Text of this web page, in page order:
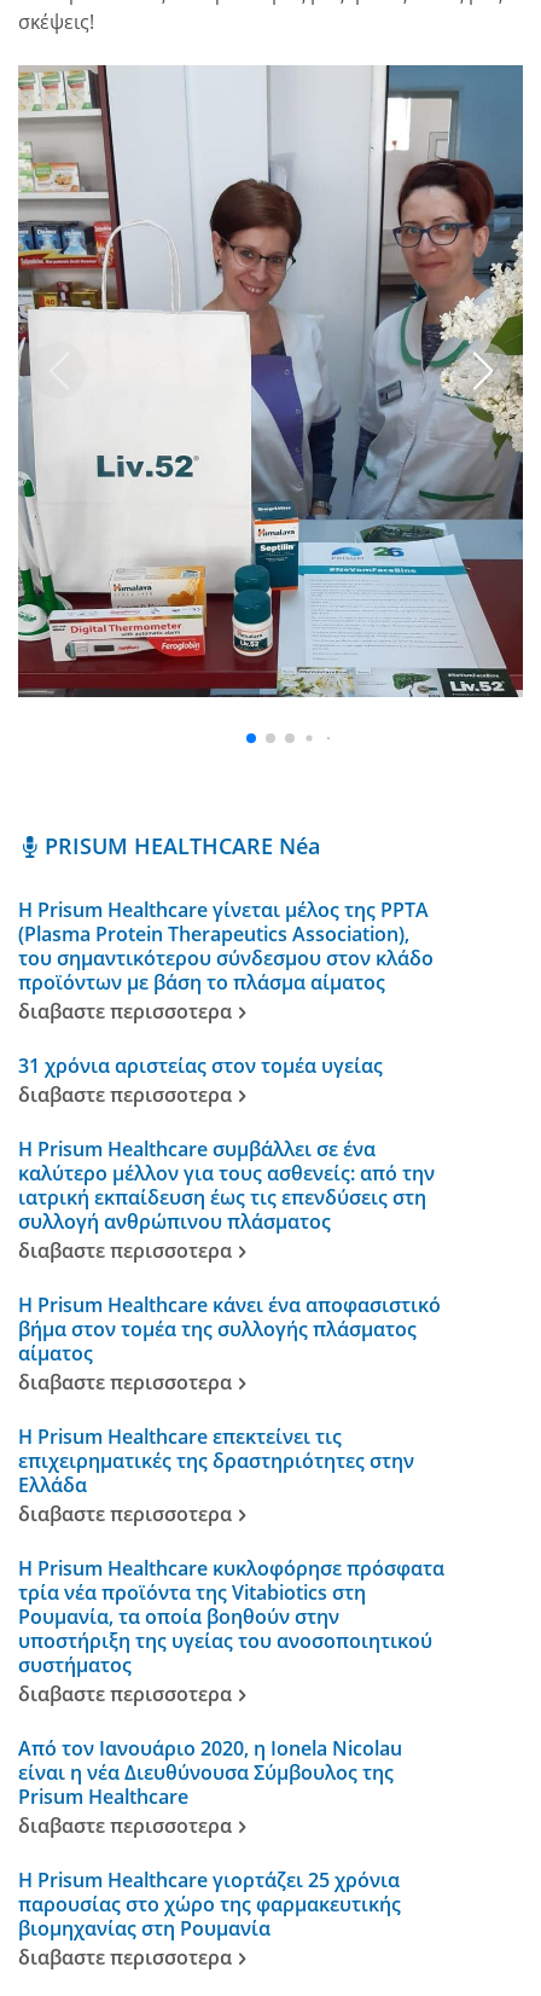
σκέψεις!
PRISUM HEALTHCARE Néa
Η Prisum Healthcare γίνεται μέλος της PPTA
(Plasma Protein Therapeutics Association),
του σημαντικότερου σύνδεσμου στον κλάδο
προϊόντων με βάση το πλάσμα αίματος
διαβαστε περισσοτερα
31 χρόνια αριστείας στον τομέα υγείας
διαβαστε περισσοτερα
Η Prisum Healthcare συμβάλλει σε ένα
καλύτερο μέλλον για τους ασθενείς: από την
ιατρική εκπαίδευση έως τις επενδύσεις στη
συλλογή ανθρώπινου πλάσματος
διαβαστε περισσοτερα
Η Prisum Healthcare κάνει ένα αποφασιστικό
βήμα στον τομέα της συλλογής πλάσματος
αίματος
διαβαστε περισσοτερα
Η Prisum Healthcare επεκτείνει τις
επιχειρηματικές της δραστηριότητες στην
Ελλάδα
διαβαστε περισσοτερα
Η Prisum Healthcare κυκλοφόρησε πρόσφατα
τρία νέα προϊόντα της Vitabiotics στη
Ρουμανία, τα οποία βοηθούν στην
υποστήριξη της υγείας του ανοσοποιητικού
συστήματος
διαβαστε περισσοτερα
Από τον Ιανουάριο 2020, η Ionela Nicolau
είναι η νέα Διευθύνουσα Σύμβουλος της
Prisum Healthcare
διαβαστε περισσοτερα
Η Prisum Healthcare γιορτάζει 25 χρόνια
παρουσίας στο χώρο της φαρμακευτικής
βιομηχανίας στη Ρουμανία
διαβαστε περισσοτερα